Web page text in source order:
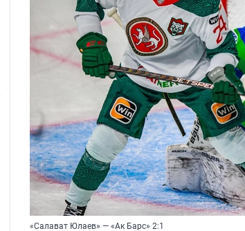
«Салават Юлаев» — «Ак Барс» 2:1